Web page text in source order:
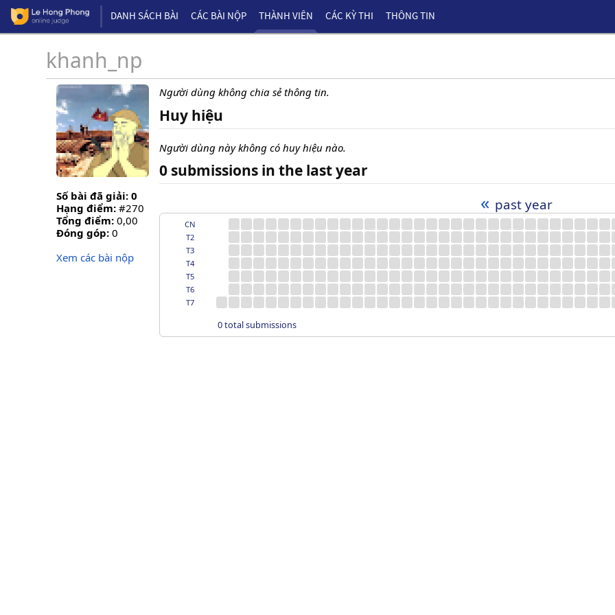
DANH SÁCH BÀI CÁC BÀI NỘP THÀNH VIÊN CÁC KỲ THI THÔNG TIN
khanh_np
Số bài đã giải: 0
Hạng điểm: #270
Tổng điểm: 0,00
Đóng góp: 0
Xem các bài nộp
Người dùng không chia sẻ thông tin.
Huy hiệu
Người dùng này không có huy hiệu nào.
0 submissions in the last year
« past year
CN
T2
T3
T4
T5
T6
T7
0 total submissions